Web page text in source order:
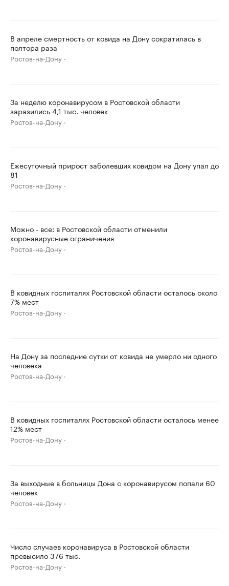
В апреле смертность от ковида на Дону сократилась в
полтора раза
Ростов-на-Дону
За неделю коронавирусом в Ростовской области
заразились 4,1 тыс. человек
Ростов-на-Дону
Ежесуточный прирост заболевших ковидом на Дону упал до
81
Ростов-на-Дону
Можно - все: в Ростовской области отменили
коронавирусные ограничения
Ростов-на-Дону
В ковидных госпиталях Ростовской области осталось около
7% мест
Ростов-на-Дону
На Дону за последние сутки от ковида не умерло ни одного
человека
Ростов-на-Дону
В ковидных госпиталях Ростовской области осталось менее
12% мест
Ростов-на-Дону
За выходные в больницы Дона с коронавирусом попали 60
человек
Ростов-на-Дону
Число случаев коронавируса в Ростовской области
превысило 376 тыс.
Ростов-на-Дону